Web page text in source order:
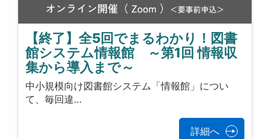
【終了】全5回でまるわかり！図書
館システム情報館 ～第1回 情報収
集から導入まで～
中小規模向け図書館システム「情報館」につい
て、毎回違…
詳細へ